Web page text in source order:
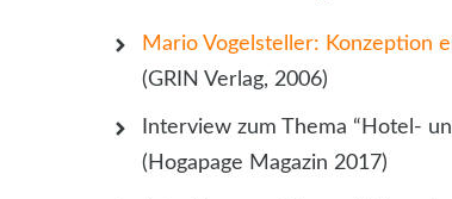
Mario Vogelsteller: Konzeption
(GRIN Verlag, 2006)
Interview zum Thema “Hotel-
(Hogapage Magazin 2017)